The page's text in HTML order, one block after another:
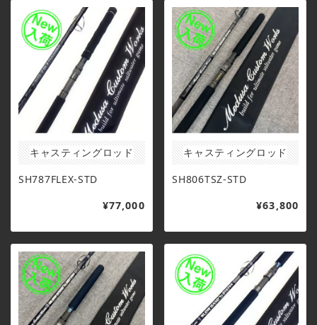
キャスティングロッド
SH787FLEX-STD
¥77,000
キャスティングロッド
SH806TSZ-STD
¥63,800